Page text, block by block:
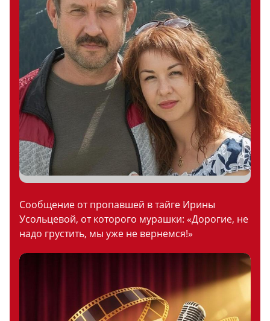
Сообщение от пропавшей в тайге Ирины
Усольцевой, от которого мурашки: «Дорогие, не
надо грустить, мы уже не вернемся!»